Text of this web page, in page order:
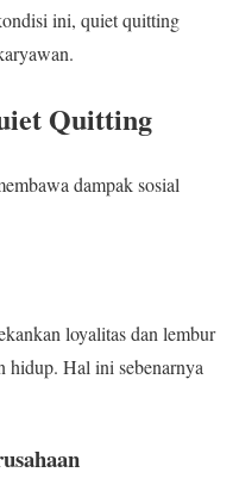
ini, quiet quitting
Quitting
dampak sosial
loyalitas dan lembur
hidup. Hal ini sebenarnya